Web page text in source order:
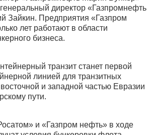
директор «Газпромнефть
Зайкин. Предприятия «Газпром
лет работают в области
бизнеса.
транзит станет первой
линией для транзитных
и западной частью Евразии
пути.
и «Газпром нефть» в ходе